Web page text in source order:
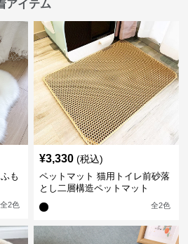
アイテム
も
全2色
¥3,330 (税込)
ペットマット 猫用トイレ前砂落
とし二層構造ペットマット
全2色